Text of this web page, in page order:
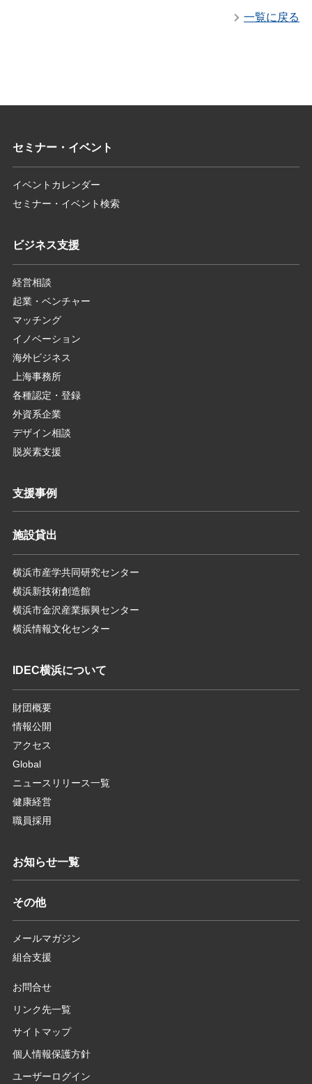
一覧に戻る
セミナー・イベント
イベントカレンダー
セミナー・イベント検索
ビジネス支援
経営相談
起業・ベンチャー
マッチング
イノベーション
海外ビジネス
上海事務所
各種認定・登録
外資系企業
デザイン相談
脱炭素支援
支援事例
施設貸出
横浜市産学共同研究センター
横浜新技術創造館
横浜市金沢産業振興センター
横浜情報文化センター
IDEC横浜について
財団概要
情報公開
アクセス
Global
ニュースリリース一覧
健康経営
職員採用
お知らせ一覧
その他
メールマガジン
組合支援
お問合せ
リンク先一覧
サイトマップ
個人情報保護方針
ユーザーログイン